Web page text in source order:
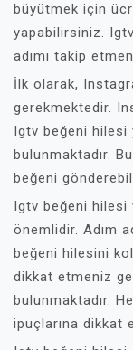
büyütmek için
yapabilirsiniz.
adımı takip
İlk olarak,
gerekmektedir.
Igtv beğeni
bulunmaktadır.
beğeni
Igtv beğeni hilesi
önemlidir. Adım
beğeni hilesini
dikkat etmeniz
bulunmaktadır.
ipuçlarına dikkat